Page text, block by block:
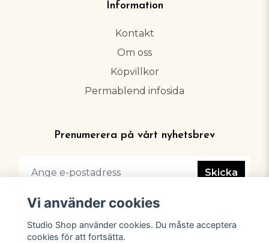
Information
Kontakt
Om oss
Köpvillkor
Permablend infosida
Prenumerera på vårt nyhetsbrev
Skicka
Vi använder cookies
Studio Shop använder cookies. Du måste acceptera
cookies för att fortsätta.